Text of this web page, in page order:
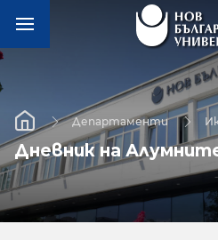
Департаменти
Дневник на